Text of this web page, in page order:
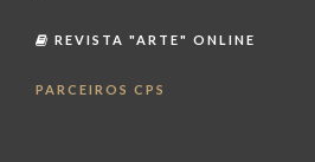
REVISTA "ARTE" ONLINE
PARCEIROS CPS